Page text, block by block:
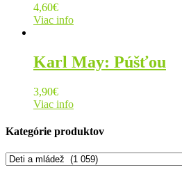
4,60€
Viac info
Karl May: Púšťou
3,90€
Viac info
Kategórie produktov